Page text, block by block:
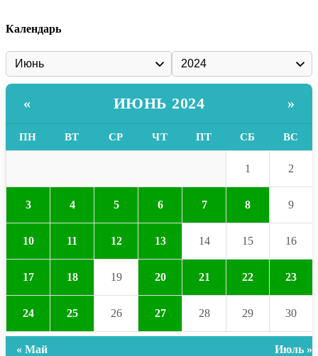
Календарь
« ИЮНЬ 2024 »
ПН ВТ СР ЧТ ПТ СБ ВС
1 2
3 4 5 6 7 8 9
10 11 12 13 14 15 16
17 18 19 20 21 22 23
24 25 26 27 28 29 30
« Май Июль »